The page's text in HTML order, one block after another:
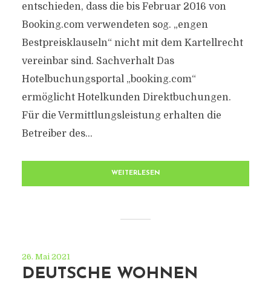
entschieden, dass die bis Februar 2016 von
Booking.com verwendeten sog. „engen
Bestpreisklauseln“ nicht mit dem Kartellrecht
vereinbar sind. Sachverhalt Das
Hotelbuchungsportal „booking.com“
ermöglicht Hotelkunden Direktbuchungen.
Für die Vermittlungsleistung erhalten die
Betreiber des...
WEITERLESEN
26. Mai 2021
DEUTSCHE WOHNEN